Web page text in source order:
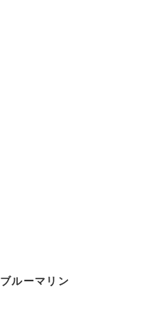
ブルーマリン